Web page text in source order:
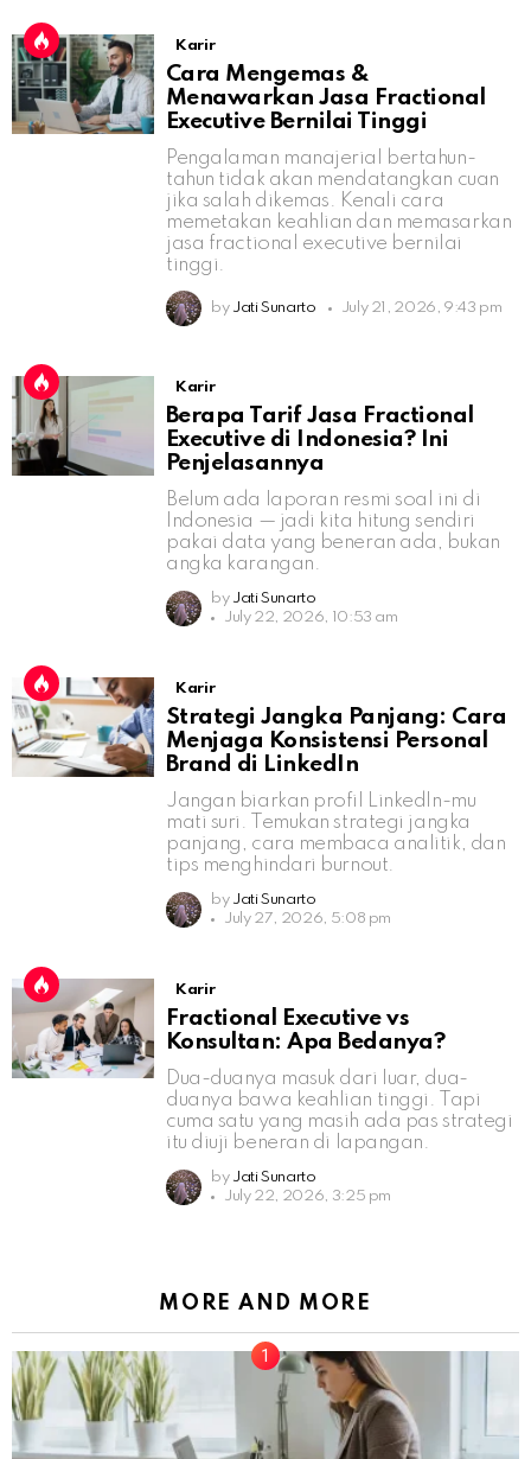
Karir
Cara Mengemas &
Menawarkan Jasa Fractional
Executive Bernilai Tinggi
Pengalaman manajerial bertahun-
tahun tidak akan mendatangkan cuan
jika salah dikemas. Kenali cara
memetakan keahlian dan memasarkan
jasa fractional executive bernilai
tinggi.
by Jati Sunarto July 21, 2026, 9:43 pm
Karir
Berapa Tarif Jasa Fractional
Executive di Indonesia? Ini
Penjelasannya
Belum ada laporan resmi soal ini di
Indonesia — jadi kita hitung sendiri
pakai data yang beneran ada, bukan
angka karangan.
by Jati Sunarto
July 22, 2026, 10:53 am
Karir
Strategi Jangka Panjang: Cara
Menjaga Konsistensi Personal
Brand di LinkedIn
Jangan biarkan profil LinkedIn-mu
mati suri. Temukan strategi jangka
panjang, cara membaca analitik, dan
tips menghindari burnout.
by Jati Sunarto
July 27, 2026, 5:08 pm
Karir
Fractional Executive vs
Konsultan: Apa Bedanya?
Dua-duanya masuk dari luar, dua-
duanya bawa keahlian tinggi. Tapi
cuma satu yang masih ada pas strategi
itu diuji beneran di lapangan.
by Jati Sunarto
July 22, 2026, 3:25 pm
MORE AND MORE